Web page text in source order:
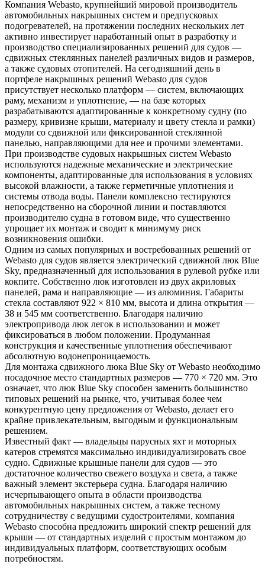
Компания Webasto, крупнейший мировой производитель
автомобильных накрышных систем и предпусковых
подогревателей, на протяжении последних нескольких лет
активно инвестирует наработанный опыт в разработку и
производство специализированных решений для судов —
сдвижных стеклянных панелей различных видов и размеров,
а также судовых отопителей. На сегодняшний день в
портфеле накрышных решений Webasto для судов
присутствует несколько платформ — систем, включающих
раму, механизм и уплотнение, — на базе которых
разрабатываются адаптированные к конкретному судну (по
размеру, кривизне крыши, материалу и цвету стекла и рамки)
модули со сдвижной или фиксированной стеклянной
панелью, направляющими для нее и прочими элементами.
При производстве судовых накрышных систем Webasto
используются надежные механические и электрические
компоненты, адаптированные для использования в условиях
высокой влажности, а также герметичные уплотнения и
системы отвода воды. Панели комплексно тестируются
непосредственно на сборочной линии и поставляются
производителю судна в готовом виде, что существенно
упрощает их монтаж и сводит к минимуму риск
возникновения ошибки.
Одним из самых популярных и востребованных решений от
Webasto для судов является электрический сдвижной люк Blue
Sky, предназначенный для использования в рулевой рубке или
кокпите. Собственно люк изготовлен из двух акриловых
панелей, рама и направляющие — из алюминия. Габариты
стекла составляют 922 × 810 мм, высота и длина открытия —
38 и 545 мм соответственно. Благодаря наличию
электропривода люк легок в использовании и может
фиксироваться в любом положении. Продуманная
конструкция и качественные уплотнения обеспечивают
абсолютную водонепроницаемость.
Для монтажа сдвижного люка Blue Sky от Webasto необходимо
посадочное место стандартных размеров — 770 × 720 мм. Это
означает, что люк Blue Sky способен заменить большинство
типовых решений на рынке, что, учитывая более чем
конкурентную цену предложения от Webasto, делает его
крайне привлекательным, выгодным и функциональным
решением.
Известный факт — владельцы парусных яхт и моторных
катеров стремятся максимально индивидуализировать свое
судно. Сдвижные крышные панели для судов — это
достаточное количество свежего воздуха и света, а также
важный элемент экстерьера судна. Благодаря наличию
исчерпывающего опыта в области производства
автомобильных накрышных систем, а также тесному
сотрудничеству с ведущими судостроителями, компания
Webasto способна предложить широкий спектр решений для
крыши — от стандартных изделий с простым монтажом до
индивидуальных платформ, соответствующих особым
потребностям.